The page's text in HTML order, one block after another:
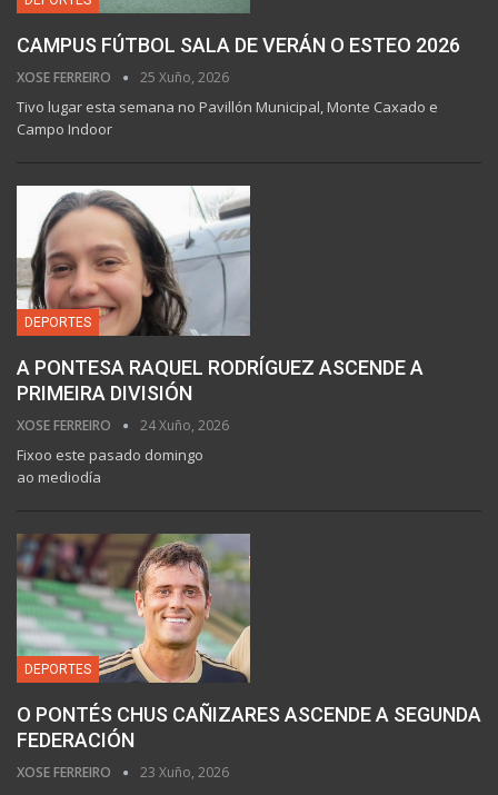
CAMPUS FÚTBOL SALA DE VERÁN O ESTEO 2026
XOSE FERREIRO 25 Xuño, 2026
Tivo lugar esta semana no Pavillón Municipal, Monte Caxado e
Campo Indoor
DEPORTES
A PONTESA RAQUEL RODRÍGUEZ ASCENDE A
PRIMEIRA DIVISIÓN
XOSE FERREIRO 24 Xuño, 2026
Fixoo este pasado domingo
ao mediodía
DEPORTES
O PONTÉS CHUS CAÑIZARES ASCENDE A SEGUNDA
FEDERACIÓN
XOSE FERREIRO 23 Xuño, 2026